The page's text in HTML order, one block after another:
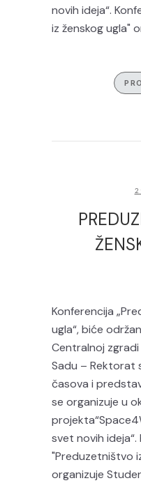
novih ideja“.
iz ženskog ugla"
Konferencija
ugla“, biće
Centralnoj
Sadu – Rektorat
časova i
se organizuje u
svet novih ideja“.
"Preduzetništvo
organizuje